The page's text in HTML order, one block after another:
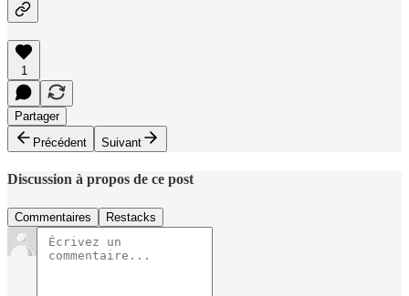
1
Partager
Précédent
Suivant
Discussion à propos de ce post
Commentaires Restacks